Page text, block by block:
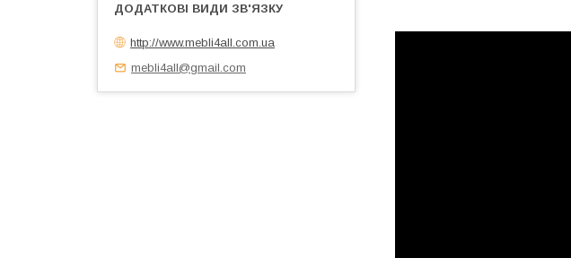
http://www.mebli4all.com.ua
mebli4all@gmail.com